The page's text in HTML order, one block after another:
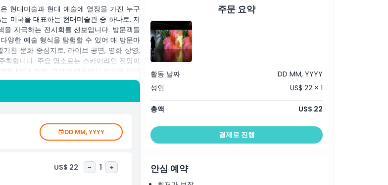
대미술과 현대 예술에 열정을 가진 누구
미국을 대표하는 현대미술관 중 하나로, 저
자극하는 전시회를 선보입니다. 방문객들
양한 예술 형식을 탐험할 수 있어 매 방문마
찬 문화 중심지로, 라이브 공연, 영화 상영,
최합니다. 주요 명소로는 스카이라인 전망이
한 MCA 카페, 그리고 예술에서 영감을 받은
순히 시카고 명소를 탐방하는 사람이든, 시
정을 제공합니다.
DD MM, YYYY
US$ 22 - 1 +
주문 요약
활동 날짜
DD MM, YYYY
성인
US$ 22 × 1
총액 US$ 22
결제로 진행
안심 예약